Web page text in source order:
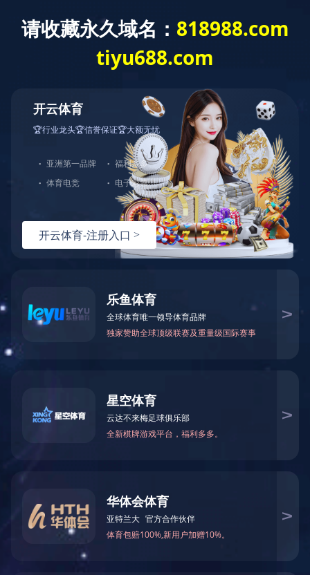
乐鱼网页版 公司概况 公司新闻